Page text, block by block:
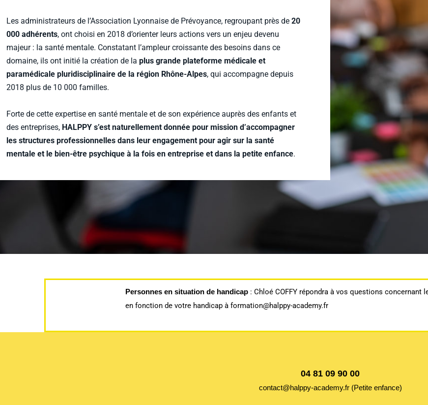
Les administrateurs de l’Association Lyonnaise de Prévoyance, regroupant près de 20
000 adhérents, ont choisi en 2018 d’orienter leurs actions vers un enjeu devenu
majeur : la santé mentale. Constatant l’ampleur croissante des besoins dans ce
domaine, ils ont initié la création de la plus grande plateforme médicale et
paramédicale pluridisciplinaire de la région Rhône-Alpes, qui accompagne depuis
2018 plus de 10 000 familles.
Forte de cette expertise en santé mentale et de son expérience auprès des enfants et
des entreprises, HALPPY s’est naturellement donnée pour mission d’accompagner
les structures professionnelles dans leur engagement pour agir sur la santé
mentale et le bien-être psychique à la fois en entreprise et dans la petite enfance.
Personnes en situation de handicap : Chloé COFFY répondra à vos questions
en fonction de votre handicap à formation@halppy-academy.fr
04 81 09 90 00
contact@halppy-academy.fr (Petite enfance)